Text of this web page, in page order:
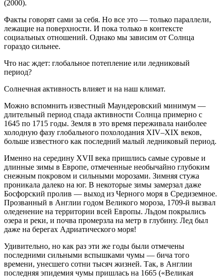
(2000).
Факты говорят сами за себя. Но все это — только параллели,
лежащие на поверхности. И пока только в контексте
социальных отношений. Однако мы зависим от Солнца
гораздо сильнее.
Что нас ждет: глобальное потепление или ледниковый
период?
Солнечная активность влияет и на наш климат.
Можно вспомнить известный Маундеровский минимум —
длительный период спада активности Солнца примерно с
1645 по 1715 годы. Земля в это время переживала наиболее
холодную фазу глобального похолодания XIV–XIX веков,
больше известного как последний малый ледниковый период.
Именно на середину ХVII века пришлись самые суровые и
длинные зимы в Европе, отмеченные необычайно глубоким
снежным покровом и сильными морозами. Зимняя стужа
проникала далеко на юг. В некоторые зимы замерзал даже
Босфорский пролив — выход из Черного моря в Средиземное.
Прозванный в Англии годом Великого мороза, 1709-й вызвал
оледенение на территории всей Европы. Льдом покрылись
озера и реки, и почва промерзла на метр в глубину. Лед был
даже на берегах Адриатического моря!
Удивительно, но как раз эти же годы были отмечены
последними сильными вспышками чумы — бича того
времени, унесшего сотни тысяч жизней. Так, в Англии
последняя эпидемия чумы пришлась на 1665 («Великая